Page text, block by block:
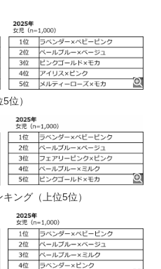
位）
ング（上位5位）